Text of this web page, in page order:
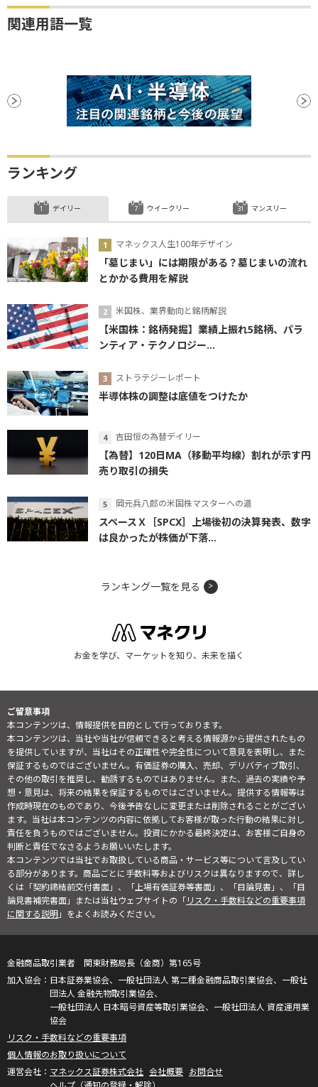
関連用語一覧
ランキング
デイリー
マネックス人生100年デザイン
「墓じまい」には期限がある？墓じまいの流れ
とかかる費用を解説
米国株、業界動向と銘柄解説
【米国株：銘柄発掘】業績上振れ5銘柄、パラ
ンティア・テクノロジー...
ストラテジーレポート
半導体株の調整は底値をつけたか
吉田恒の為替デイリー
【為替】120日MA（移動平均線）割れが示す円
売り取引の損失
岡元兵八郎の米国株マスターへの道
スペースＸ［SPCX］上場後初の決算発表、数字
は良かったが株価が下落...
ウイークリー マンスリー
ランキング一覧を見る
お金を学び、マーケットを知り、未来を描く
ご留意事項
本コンテンツは、情報提供を目的として行っております。
本コンテンツは、当社や当社が信頼できると考える情報源から提供されたもの
を提供していますが、当社はその正確性や完全性について意見を表明し、また
保証するものではございません。有価証券の購入、売却、デリバティブ取引、
その他の取引を推奨し、勧誘するものではありません。また、過去の実績や予
想・意見は、将来の結果を保証するものではございません。提供する情報等は
作成時現在のものであり、今後予告なしに変更または削除されることがござい
ます。当社は本コンテンツの内容に依拠してお客様が取った行動の結果に対し
責任を負うものではございません。投資にかかる最終決定は、お客様ご自身の
判断と責任でなさるようお願いいたします。
本コンテンツでは当社でお取扱している商品・サービス等について言及してい
る部分があります。商品ごとに手数料等およびリスクは異なりますので、詳し
くは「契約締結前交付書面」、「上場有価証券等書面」、「目論見書」、「目
論見書補完書面」または当社ウェブサイトの「リスク・手数料などの重要事項
に関する説明」をよくお読みください。
金融商品取引業者 関東財務局長（金商）第165号
日本証券業協会、一般社団法人 第二種金融商品取引業協会、一般社
団法人 金融先物取引業協会、
一般社団法人 日本暗号資産等取引業協会、一般社団法人 資産運用業
協会
リスク・手数料などの重要事項
個人情報のお取り扱いについて
マネックス証券株式会社 会社概要 お問合せ